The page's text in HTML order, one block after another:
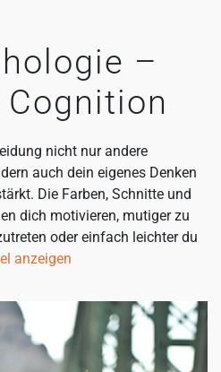
–
nicht nur andere
auch dein eigenes Denken
Die Farben, Schnitte und
dich motivieren, mutiger zu
oder einfach leichter du
anzeigen